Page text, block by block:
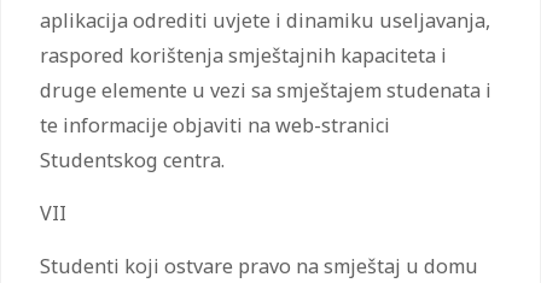
aplikacija odrediti uvjete i dinamiku useljavanja,
raspored korištenja smještajnih kapaciteta i
druge elemente u vezi sa smještajem studenata i
te informacije objaviti na web-stranici
Studentskog centra.
VII
Studenti koji ostvare pravo na smještaj u domu